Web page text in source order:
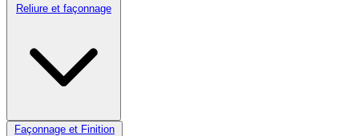
Reliure et façonnage
Façonnage et Finition